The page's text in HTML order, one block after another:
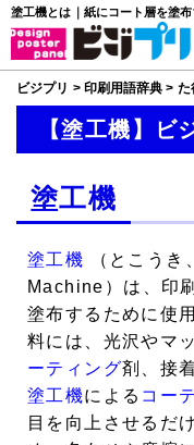
塗工機とは｜紙にコート層を塗
ビジプリ > 印刷用語辞典 > た
【塗工機】ビ
塗工機
塗工機 （とこうき
Machine）は、印
塗布するために使
料には、光沢やマ
ーティング剤、接
塗工機による コー
目を向上させるだ